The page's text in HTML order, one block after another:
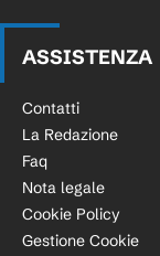
ASSISTENZA
Contatti
La Redazione
Faq
Nota legale
Cookie Policy
Gestione Cookie